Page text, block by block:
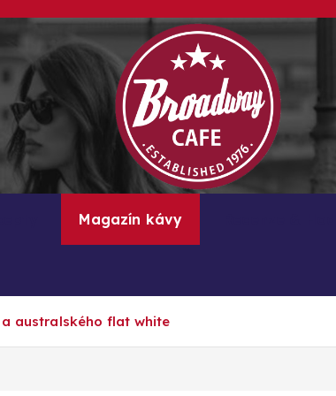
Kávové recepty, lifestyle a trendy inspirace
Magazín kávy
australského flat white